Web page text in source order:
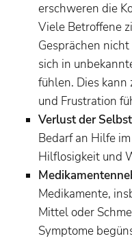
erschweren die
Viele Betroffene
Gesprächen
sich in
fühlen. Dies kann
und Frustration
Verlust der
Bedarf an Hilfe
Hilflosigkeit und
Medikamente,
Mittel oder
Symptome